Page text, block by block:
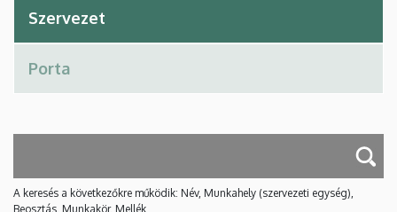
A keresés a következőkre működik: Név, Munkahely (szervezeti egység),
Beosztás, Munkakör, Mellék